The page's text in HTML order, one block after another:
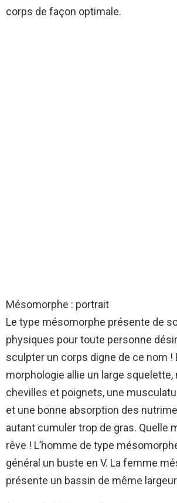
corps de façon optimale.
Mésomorphe : portrait
Le type mésomorphe présente de
physiques pour toute personne
sculpter un corps digne de ce nom !
morphologie allie un large
chevilles et poignets, une
et une bonne absorption des
autant cumuler trop de gras. Quelle
rêve ! L’homme de type
général un buste en V. La femme
présente un bassin de même